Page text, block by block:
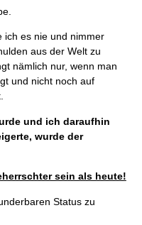
ich es nie und nimmer
aus der Welt zu
nämlich nur, wenn man
und nicht noch auf
und ich daraufhin
wurde der
sein als heute!
Status zu